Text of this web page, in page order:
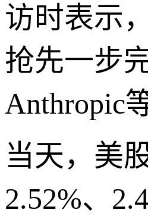
访时表示
抢先一步
Anthropic
当天，美
2.52%、